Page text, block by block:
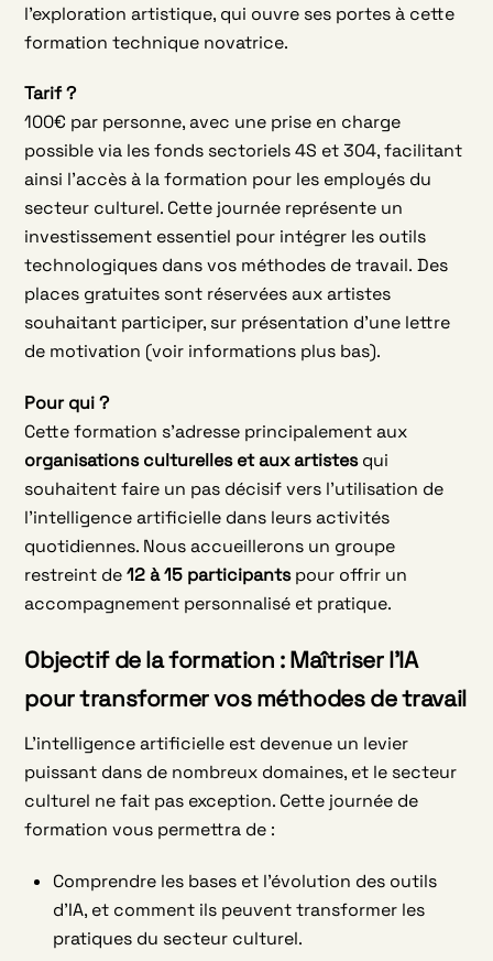
l’exploration artistique, qui ouvre ses portes à cette
formation technique novatrice.
Tarif ?
100€ par personne, avec une prise en charge
possible via les fonds sectoriels 4S et 304, facilitant
ainsi l’accès à la formation pour les employés du
secteur culturel. Cette journée représente un
investissement essentiel pour intégrer les outils
technologiques dans vos méthodes de travail.Des
places gratuites sont réservées aux artistes
souhaitant participer, sur présentation d’une lettre
de motivation (voir informations plus bas).
Pour qui ?
Cette formation s’adresse principalement aux
organisations culturelles et aux artistesqui
souhaitent faire un pas décisif vers l’utilisation de
l’intelligence artificielle dans leurs activités
quotidiennes. Nous accueillerons un groupe
restreint de12 à 15 participantspour offrir un
accompagnement personnalisé et pratique.
Objectif de la formation : Maîtriser l’IA
pour transformer vos méthodes de travail
L’intelligence artificielle est devenue un levier
puissant dans de nombreux domaines, et le secteur
culturel ne fait pas exception. Cette journée de
formation vous permettra de :
Comprendre les bases et l’évolution des outils
d’IA, et comment ils peuvent transformer les
pratiques du secteur culturel.